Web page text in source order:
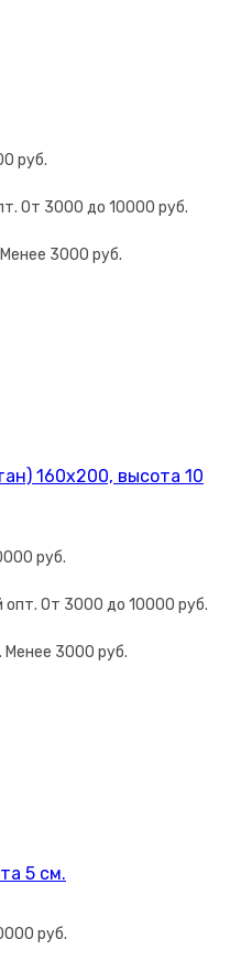
160х200, высота 10
5 см.